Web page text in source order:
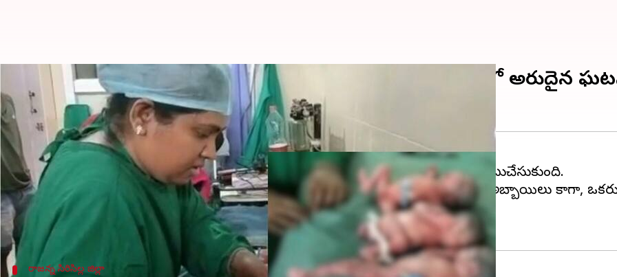
ఒకే కాన్పులో నలుగురు శిశువులు జననం; రాజన్న సిరిసిల్ల జిల్లాలో అరుదైన
వ్రాసిన వారు Mar 28, 2023 04:22 pm
ఈ వార్తాకథనం ఏంటి
రాజన్న సిరిసిల్ల జిల్లా
ముస్తాబాద్‌ మండల కేంద్రంలోని ఓ ప్రైవేట్‌ ఆస్పత్రిలో అరుదైన ఘటన చోటుచేసుకుంది.
లావణ్య అనే గర్భిణీ మంగళవారంనలుగురు శిశువులను ప్రసవించింది.అందులో ముగ్గురు అబ్బాయిలు కాగా,
నవజాత శిశువులందరూ ఆరోగ్యంగా ఉన్నారని వైద్యులు చెప్పారు.
రాజన్న సిరిసిల్ల జిల్లా